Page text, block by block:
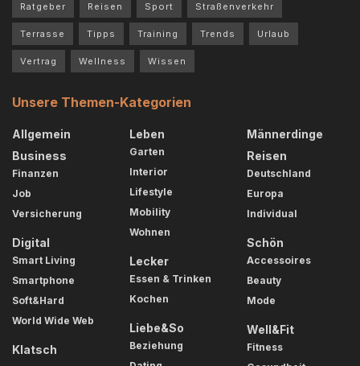
Ratgeber Reisen Sport Straßenverkehr
Terrasse Tipps Training Trends Urlaub
Vertrag Wellness Wissen
Unsere Themen-Kategorien
Allgemein
Business
Finanzen
Job
Versicherung
Digital
Smart Living
Smartphone
Soft&Hard
World Wide Web
Klatsch
Leben
Garten
Interior
Lifestyle
Mobility
Wohnen
Lecker
Essen & Trinken
Kochen
Liebe&So
Beziehung
Männerdinge
Reisen
Deutschland
Europa
Individual
Schön
Accessoires
Beauty
Mode
Well&Fit
Fitness